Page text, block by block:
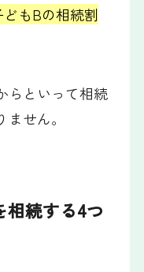
もBの相続割
らといって相続
せん。
相続する4つ